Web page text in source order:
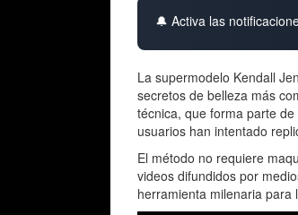
🔔 Activa las
La supermodelo Kendall
secretos de belleza más
técnica, que forma parte
usuarios han intentado
El método no requiere
videos difundidos por
herramienta milenaria para